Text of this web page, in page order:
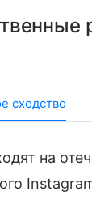
сходство
на